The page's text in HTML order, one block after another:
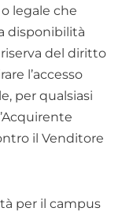
legale che
disponibilità
del diritto
l’accesso
per qualsiasi
il Venditore
per il campus